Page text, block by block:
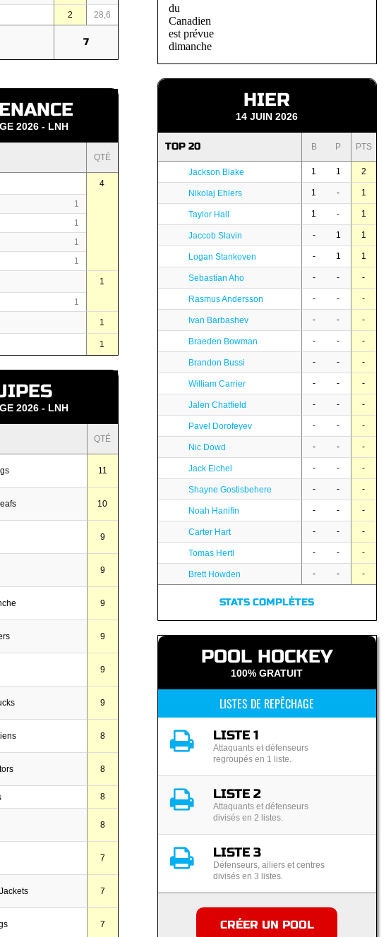
2 28,6
7
2026 - LNH
QTÉ
4
1
1
1
1
1
1
1
1
2026 - LNH
QTÉ
11
10
9
9
9
9
9
9
8
8
8
8
7
7
7
HIER
14 JUIN 2026
TOP 20 B P PTS
Jackson Blake 1 1 2
Nikolaj Ehlers 1 - 1
Taylor Hall 1 - 1
Jaccob Slavin - 1 1
Logan Stankoven - 1 1
Sebastian Aho - - -
Rasmus Andersson - - -
Ivan Barbashev - - -
Braeden Bowman - - -
Brandon Bussi - - -
William Carrier - - -
Jalen Chatfield - - -
Pavel Dorofeyev - - -
Nic Dowd - - -
Jack Eichel - - -
Shayne Gostisbehere - - -
Noah Hanifin - - -
Carter Hart - - -
Tomas Hertl - - -
Brett Howden - - -
STATS COMPLÈTES
POOL HOCKEY
100% GRATUIT
LISTES DE REPÊCHAGE
LISTE 1
Attaquants et défenseurs
regroupés en 1 liste.
LISTE 2
Attaquants et défenseurs
divisés en 2 listes.
LISTE 3
Défenseurs, ailiers et centres
divisés en 3 listes.
CRÉER UN POOL